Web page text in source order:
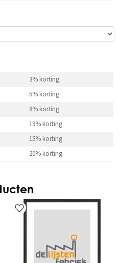
3% korting
5% korting
8% korting
19% korting
15% korting
20% korting